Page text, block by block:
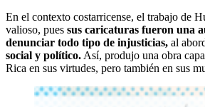
En el contexto costarricense, el trabajo de
valioso, pues sus caricaturas fueron una
denunciar todo tipo de injusticias, al
social y político. Así, produjo una obra
Rica en sus virtudes, pero también en sus